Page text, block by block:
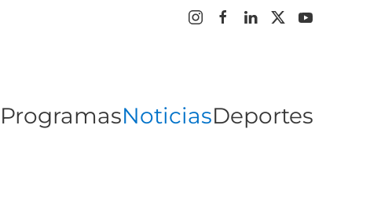
ProgramasNoticiasDeportes